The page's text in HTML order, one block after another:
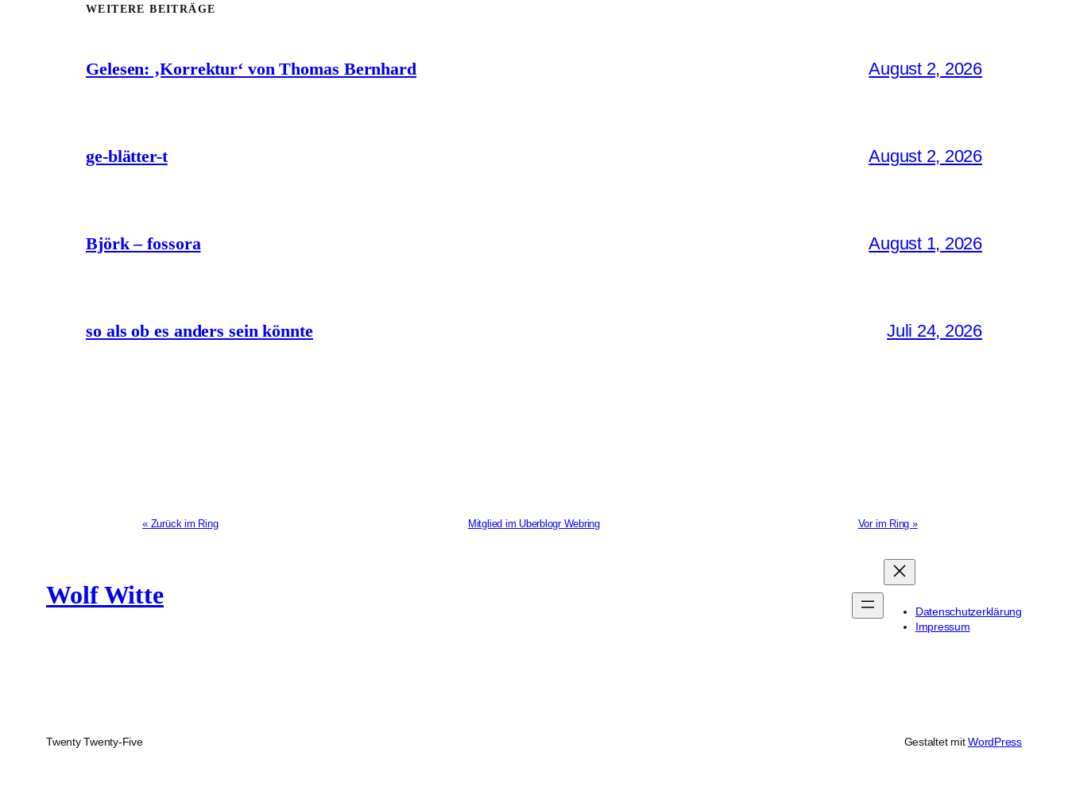
WEITERE BEITRÄGE
Gelesen: ‚Korrektur‘ von Thomas Bernhard August 2, 2026
ge-blätter-t August 2, 2026
Björk – fossora August 1, 2026
so als ob es anders sein könnte Juli 24, 2026
« Zurück im Ring Mitglied im Uberblogr Webring Vor im Ring »
Wolf Witte
Datenschutzerklärung
Impressum
Twenty Twenty-Five Gestaltet mitWordPress